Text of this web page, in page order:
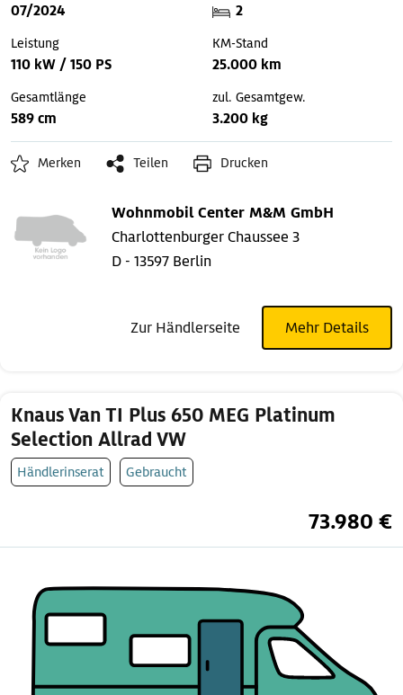
07/2024 2
Leistung
110 kW / 150 PS
KM-Stand
25.000 km
Gesamtlänge
589 cm
zul. Gesamtgew.
3.200 kg
Merken Teilen Drucken
Wohnmobil Center M&M GmbH
Charlottenburger Chaussee 3
D - 13597 Berlin
Zur Händlerseite Mehr Details
Knaus Van TI Plus 650 MEG Platinum
Selection Allrad VW
Händlerinserat Gebraucht
73.980 €